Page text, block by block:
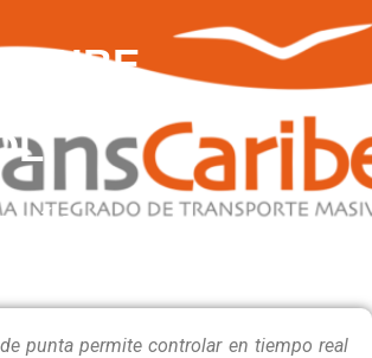
punta permite controlar en tiempo real